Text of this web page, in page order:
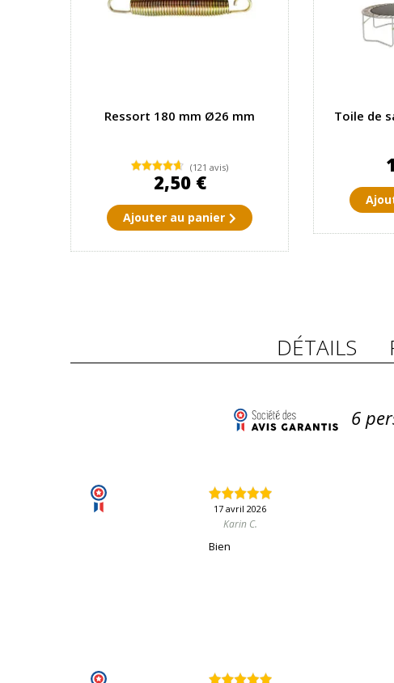
Ressort 180 mm Ø26 mm
(121 avis)
2,50 €
Ajouter au panier
Toile de
DÉTAILS
6
17 avril 2026
Karin C.
Bien